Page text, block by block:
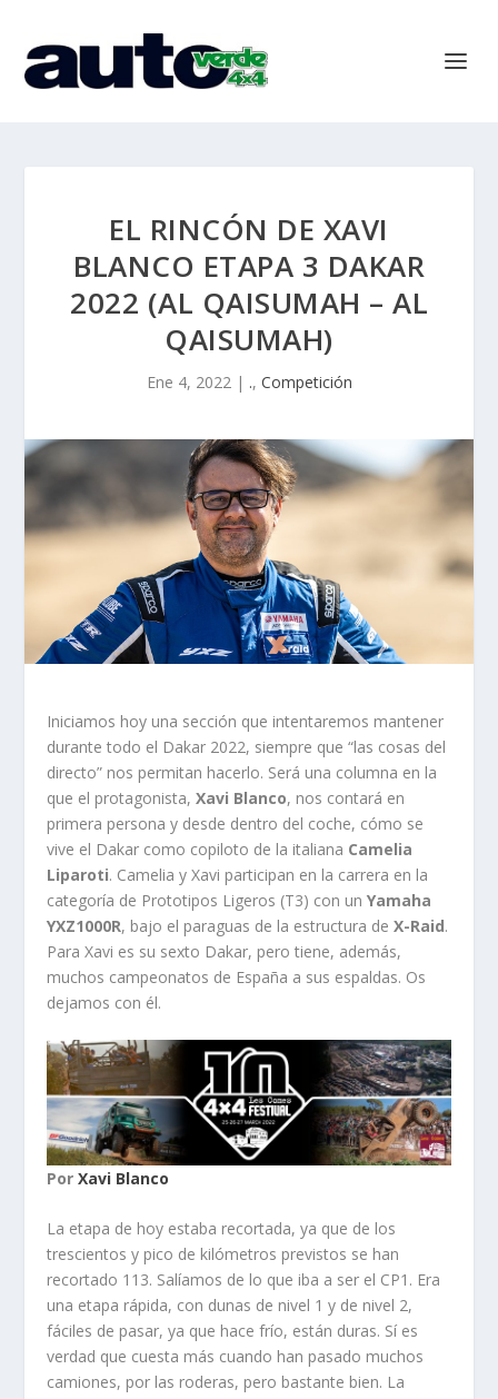
EL RINCÓN DE XAVI
BLANCO ETAPA 3 DAKAR
2022 (AL QAISUMAH – AL
QAISUMAH)
Ene 4, 2022| ., Competición
Iniciamos hoy una sección que intentaremos mantener
durante todo el Dakar 2022, siempre que “las cosas del
directo” nos permitan hacerlo. Será una columna en la
que el protagonista, Xavi Blanco, nos contará en
primera persona y desde dentro del coche, cómo se
vive el Dakar como copiloto de la italiana Camelia
Liparoti. Camelia y Xavi participan en la carrera en la
categoría de Prototipos Ligeros (T3) con unYamaha
YXZ1000R, bajo el paraguas de la estructura deX-Raid.
Para Xavi es su sexto Dakar, pero tiene, además,
muchos campeonatos de España a sus espaldas. Os
dejamos con él.
PorXavi Blanco
La etapa de hoy estaba recortada, ya que de los
trescientos y pico de kilómetros previstos se han
recortado 113. Salíamos de lo que iba a ser el CP1. Era
una etapa rápida, con dunas de nivel 1 y de nivel 2,
fáciles de pasar, ya que hace frío, están duras. Sí es
verdad que cuesta más cuando han pasado muchos
camiones, por las roderas, pero bastante bien. La